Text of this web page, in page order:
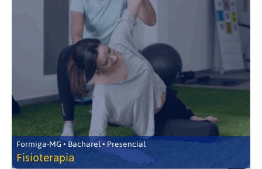
Formiga-MG • Bacharel • Presencial
Fisioterapia